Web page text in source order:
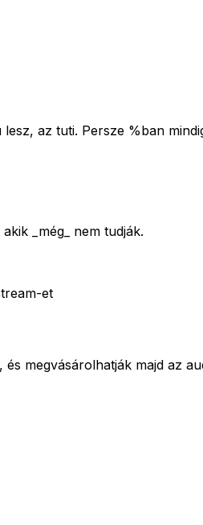
az tuti. Persze %ban
_még_ nem tudják.
et
megvásárolhatják majd az